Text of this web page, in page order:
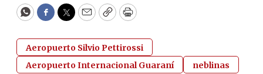
WhatsApp
Facebook
Twitter
EmailCopyPrint
Aeropuerto Silvio Pettirossi
Aeropuerto Internacional Guaraní
neblinas